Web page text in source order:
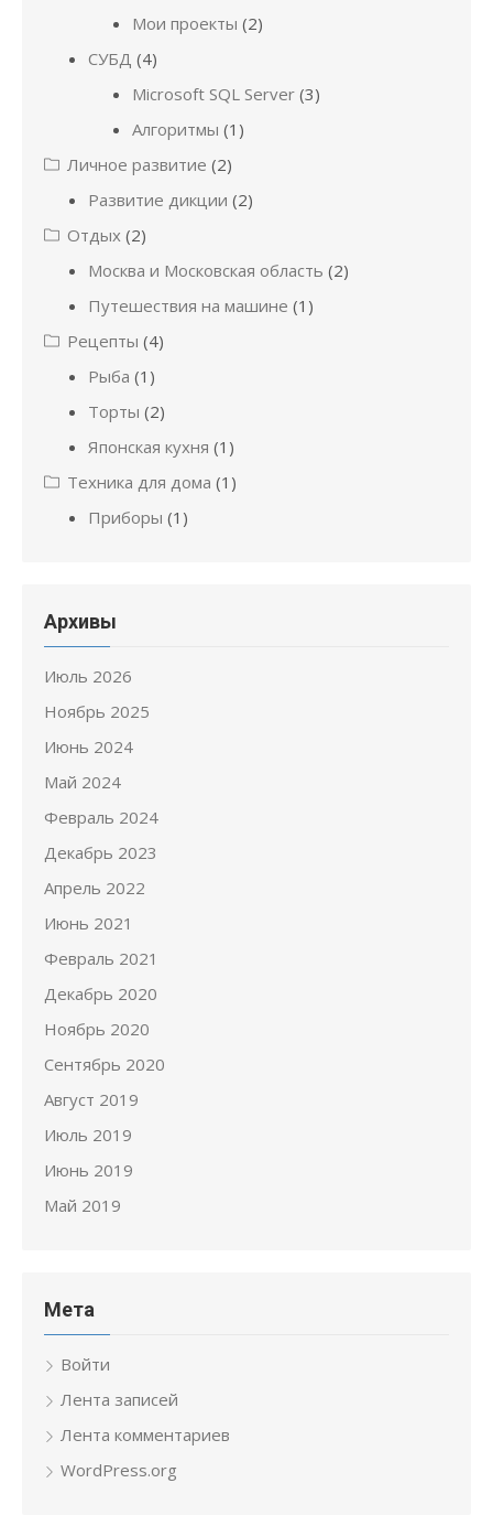
Мои проекты (2)
СУБД (4)
Microsoft SQL Server (3)
Алгоритмы (1)
Личное развитие (2)
Развитие дикции (2)
Отдых (2)
Москва и Московская область (2)
Путешествия на машине (1)
Рецепты (4)
Рыба (1)
Торты (2)
Японская кухня (1)
Техника для дома (1)
Приборы (1)
Архивы
Июль 2026
Ноябрь 2025
Июнь 2024
Май 2024
Февраль 2024
Декабрь 2023
Апрель 2022
Июнь 2021
Февраль 2021
Декабрь 2020
Ноябрь 2020
Сентябрь 2020
Август 2019
Июль 2019
Июнь 2019
Май 2019
Мета
Войти
Лента записей
Лента комментариев
WordPress.org